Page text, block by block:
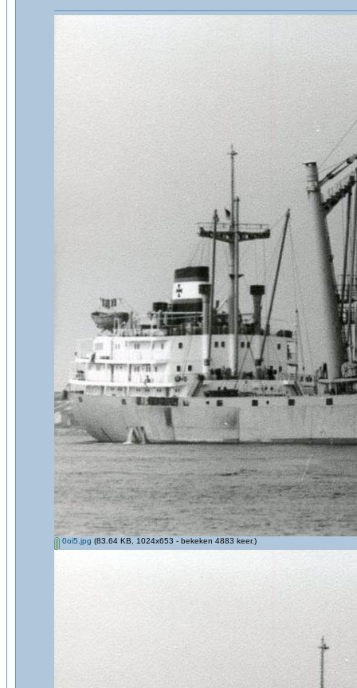
0oi5.jpg (83.64 KB, 1024x653 - bekeken 4883 keer.)